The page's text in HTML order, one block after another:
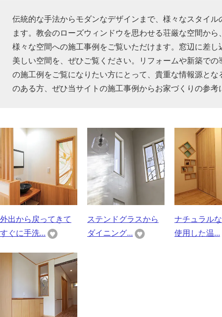
伝統的な手法からモダンなデザインまで、様々なスタイ
ます。教会のローズウィンドウを思わせる荘厳な空間か
様々な空間への施工事例をご覧いただけます。窓辺に差
美しい空間を、ぜひご覧ください。リフォームや新築で
の施工例をご覧になりたい方にとって、貴重な情報源と
のある方、ぜひ当サイトの施工事例からお家づくりの参考
外出から戻ってきて
すぐに手洗...
ステンドグラスから
ダイニング...
ナチュラル
使用した温...